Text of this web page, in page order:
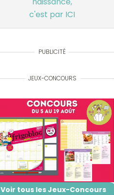
c'est par ICI
PUBLICITÉ
JEUX-CONCOURS
Voir tous les Jeux-Concours